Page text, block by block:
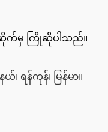
က်မှ ကြိုဆိုပါသည်။
ရန်ကုန်၊ မြန်မာ။